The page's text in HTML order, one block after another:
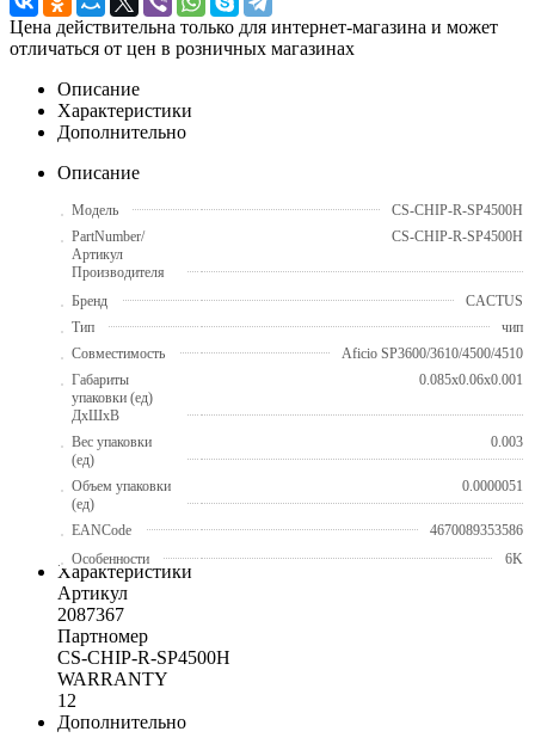
Цена действительна только для интернет-магазина и может
отличаться от цен в розничных магазинах
Описание
Характеристики
Дополнительно
Описание
Модель
CS-CHIP-R-SP4500H
PartNumber/
Артикул
Производителя
CS-CHIP-R-SP4500H
Бренд
CACTUS
Тип
чип
Совместимость
Aficio SP3600/3610/4500/4510
Габариты
упаковки (ед)
ДхШхВ
0.085x0.06x0.001
Вес упаковки
(ед)
0.003
Объем упаковки
(ед)
0.0000051
EANCode
4670089353586
Особенности
6K
Характеристики
Артикул
2087367
Партномер
CS-CHIP-R-SP4500H
WARRANTY
12
Дополнительно